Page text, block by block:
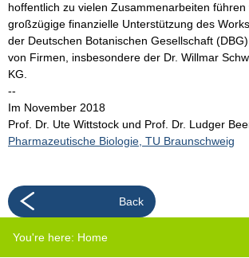
hoffentlich zu vielen Zusammenarbeiten
großzügige finanzielle Unterstützung des
der Deutschen Botanischen Gesellschaft
von Firmen, insbesondere der Dr. Willmar
KG.
--
Im November 2018
Prof. Dr. Ute Wittstock und Prof. Dr. Ludger
Pharmazeutische Biologie, TU Braunschweig
Back
You're here: Home